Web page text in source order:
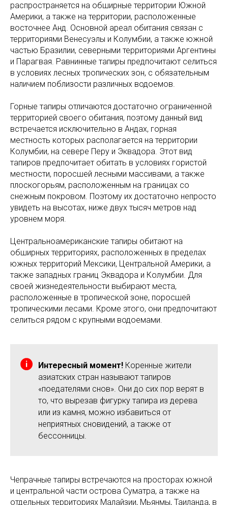
распространяется на обширные территории Южной
Америки, а также на территории, расположенные
восточнее Анд. Основной ареал обитания связан с
территориями Венесуэлы и Колумбии, а также южной
частью Бразилии, северными территориями Аргентины
и Парагвая. Равнинные тапиры предпочитают селиться
в условиях лесных тропических зон, с обязательным
наличием поблизости различных водоемов.
Горные тапиры отличаются достаточно ограниченной
территорией своего обитания, поэтому данный вид
встречается исключительно в Андах, горная
местность которых располагается на территории
Колумбии, на севере Перу и Эквадора. Этот вид
тапиров предпочитает обитать в условиях гористой
местности, поросшей лесными массивами, а также
плоскогорьям, расположенным на границах со
снежным покровом. Поэтому их достаточно непросто
увидеть на высотах, ниже двух тысяч метров над
уровнем моря.
Центральноамериканские тапиры обитают на
обширных территориях, расположенных в пределах
южных территорий Мексики, Центральной Америки, а
также западных границ Эквадора и Колумбии. Для
своей жизнедеятельности выбирают места,
расположенные в тропической зоне, поросшей
тропическими лесами. Кроме этого, они предпочитают
селиться рядом с крупными водоемами.
Интересный момент! Коренные жители
азиатских стран называют тапиров
«поедателями снов». Они до сих пор верят в
то, что вырезав фигурку тапира из дерева
или из камня, можно избавиться от
неприятных сновидений, а также от
бессонницы.
Чепрачные тапиры встречаются на просторах южной
и центральной части острова Суматра, а также на
отдельных территориях Малайзии, Мьянмы, Таиланда, в